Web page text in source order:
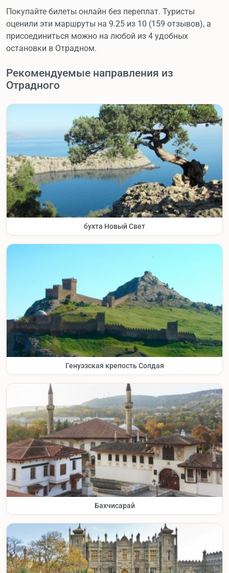
Покупайте билеты онлайн без переплат. Туристы
оценили эти маршруты на 9.25 из 10 (159 отзывов), а
присоединиться можно на любой из 4 удобных
остановки в Отрадном.
Рекомендуемые направления из
Отрадного
бухта Новый Свет
Генуэзская крепость Солдая
Бахчисарай